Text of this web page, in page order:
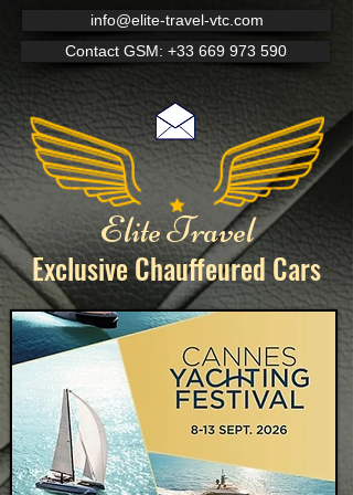
info@elite-travel-vtc.com
Contact GSM: +33 669 973 590
Elite Travel
Exclusive ChauffeuredCars